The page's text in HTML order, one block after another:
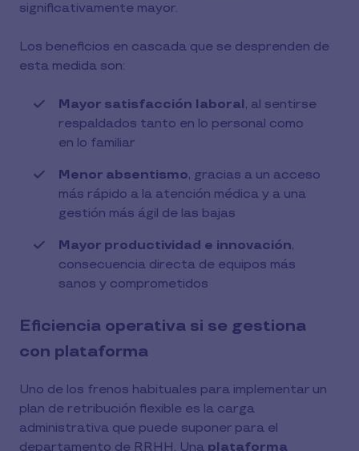
significativamente mayor.
Los beneficios en cascada que se desprenden de
esta medida son:
Mayor satisfacción laboral, al sentirse
respaldados tanto en lo personal como
en lo familiar
Menor absentismo, gracias a un acceso
más rápido a la atención médica y a una
gestión más ágil de las bajas
Mayor productividad e innovación,
consecuencia directa de equipos más
sanos y comprometidos
Eficiencia operativa si se gestiona
con plataforma
Uno de los frenos habituales para implementar un
plan de retribución flexible es la carga
administrativa que puede suponer para el
departamento de RRHH. Una plataforma